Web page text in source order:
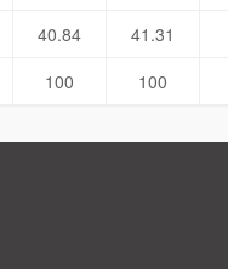
40.84 41.31
100 100